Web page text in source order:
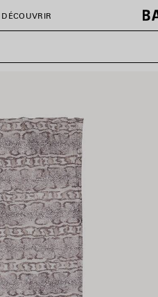
DÉCOUVRIR